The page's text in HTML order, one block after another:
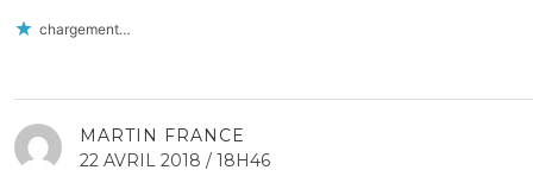
chargement…
MARTIN FRANCE
22 AVRIL 2018 / 18H46